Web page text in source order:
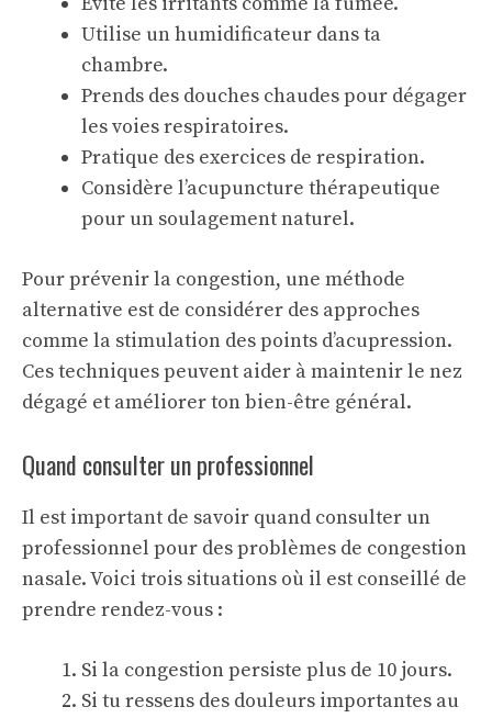
Utilise un humidificateur dans ta
chambre.
Prends des douches chaudes pour dégager
les voies respiratoires.
Pratique des exercices de respiration.
Considère l’acupuncture thérapeutique
pour un soulagement naturel.
Pour prévenir la congestion, une méthode
alternative est de considérer des approches
comme la stimulation des points d’acupression.
Ces techniques peuvent aider à maintenir le nez
dégagé et améliorer ton bien-être général.
Quand consulter un professionnel
Il est important de savoir quand consulter un
professionnel pour des problèmes de congestion
nasale. Voici trois situations où il est conseillé de
prendre rendez-vous :
Si la congestion persiste plus de 10 jours.
Si tu ressens des douleurs importantes au